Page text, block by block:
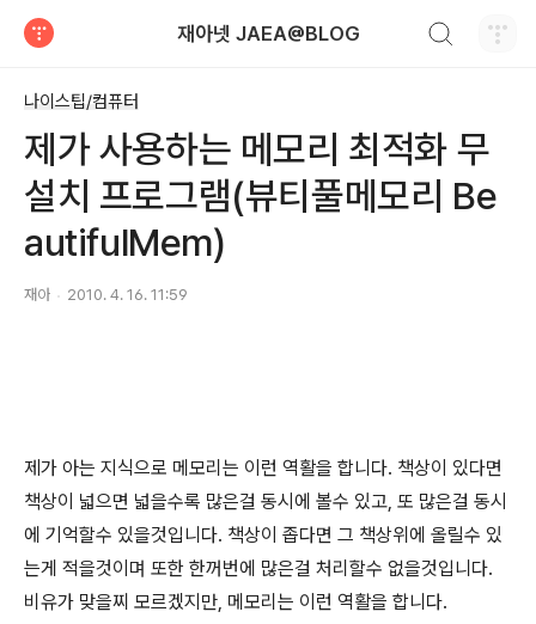
재아넷 JAEA@BLOG
나이스팁/컴퓨터
제가 사용하는 메모리 최적화 무
설치 프로그램(뷰티풀메모리 Be
autifulMem)
재아 2010. 4. 16. 11:59
제가 아는 지식으로 메모리는 이런 역활을 합니다. 책상이 있다면
책상이 넓으면 넓을수록 많은걸 동시에 볼수 있고, 또 많은걸 동시
에 기억할수 있을것입니다. 책상이 좁다면 그 책상위에 올릴수 있
는게 적을것이며 또한 한꺼번에 많은걸 처리할수 없을것입니다.
비유가 맞을찌 모르겠지만, 메모리는 이런 역활을 합니다.